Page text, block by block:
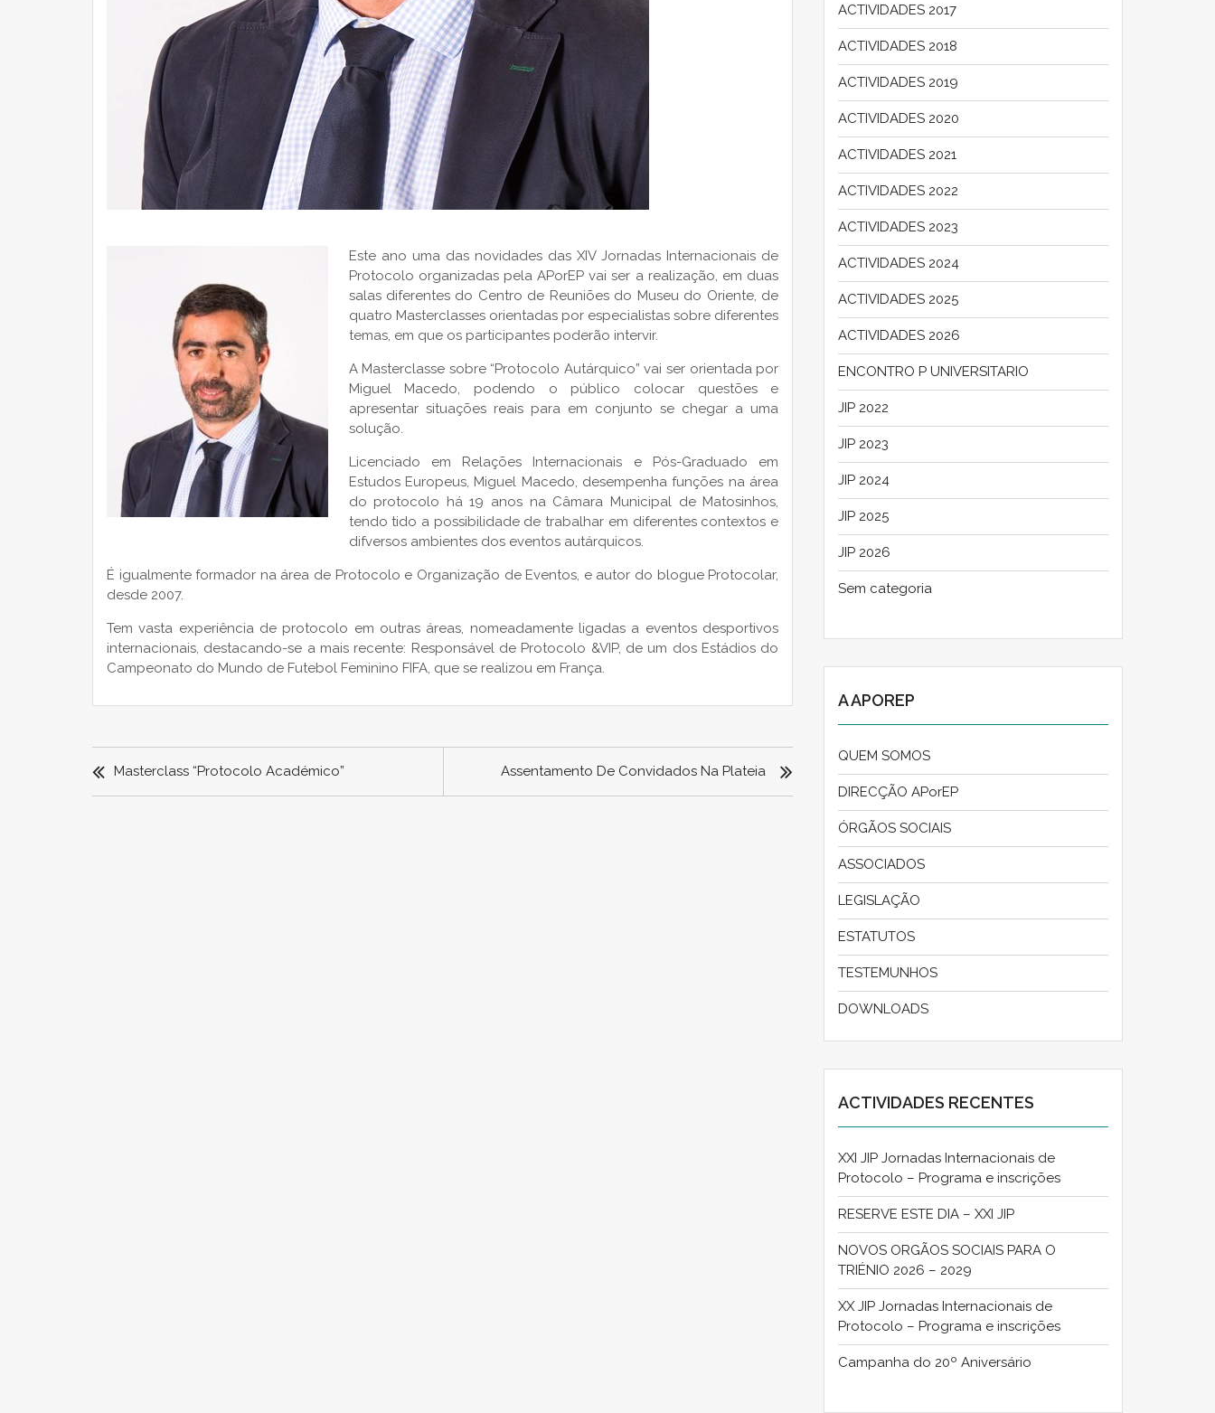
Este ano uma das novidades das XIV Jornadas Internacionais de
Protocolo organizadas pela APorEP vai ser a realização, em duas
salas diferentes do Centro de Reuniões do Museu do Oriente, de
quatro Masterclasses orientadas por especialistas sobre diferentes
temas, em que os participantes poderão intervir.
A Masterclasse sobre “Protocolo Autárquico” vai ser orientada por
Miguel Macedo, podendo o público colocar questões e
apresentar situações reais para em conjunto se chegar a uma
solução.
Licenciado em Relações Internacionais e Pós-Graduado em
Estudos Europeus, Miguel Macedo, desempenha funções na área
do protocolo há 19 anos na Câmara Municipal de Matosinhos,
tendo tido a possibilidade de trabalhar em diferentes contextos e
difversos ambientes dos eventos autárquicos.
É igualmente formador na área de Protocolo e Organização de Eventos, e autor do blogue Protocolar,
desde 2007.
Tem vasta experiência de protocolo em outras áreas, nomeadamente ligadas a eventos desportivos
internacionais, destacando-se a mais recente: Responsável de Protocolo &VIP, de um dos Estádios do
Campeonato do Mundo de Futebol Feminino FIFA, que se realizou em França.
NAVEGAÇÃO
DE
ARTIGOS
Masterclass “Protocolo Académico” Assentamento De Convidados Na Plateia
ACTIVIDADES 2017
ACTIVIDADES 2018
ACTIVIDADES 2019
ACTIVIDADES 2020
ACTIVIDADES 2021
ACTIVIDADES 2022
ACTIVIDADES 2023
ACTIVIDADES 2024
ACTIVIDADES 2025
ACTIVIDADES 2026
ENCONTRO P UNIVERSITARIO
JIP 2022
JIP 2023
JIP 2024
JIP 2025
JIP 2026
Sem categoria
A APOREP
QUEM SOMOS
DIRECÇÃO APorEP
ÓRGÃOS SOCIAIS
ASSOCIADOS
LEGISLAÇÃO
ESTATUTOS
TESTEMUNHOS
DOWNLOADS
ACTIVIDADES RECENTES
XXI JIP Jornadas Internacionais de
Protocolo – Programa e inscrições
RESERVE ESTE DIA – XXI JIP
NOVOS ORGÃOS SOCIAIS PARA O
TRIÉNIO 2026 – 2029
XX JIP Jornadas Internacionais de
Protocolo – Programa e inscrições
Campanha do 20º Aniversário